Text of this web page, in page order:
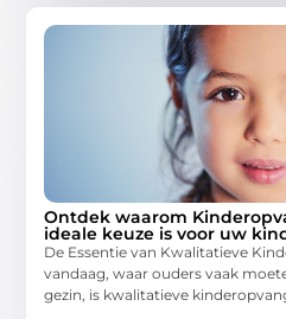
Ontdek waarom
ideale keuze is voor uw
De Essentie van Kwalitatieve
vandaag, waar ouders vaak
gezin, is kwalitatieve